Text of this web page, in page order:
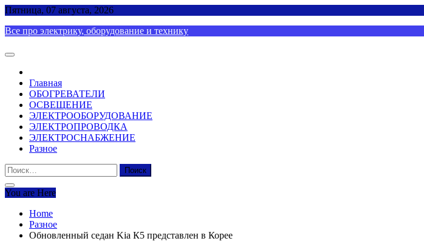
Skip
content
Пятница, 07 августа, 2026
Все про электрику, оборудование и технику
Главная
ОБОГРЕВАТЕЛИ
ОСВЕЩЕНИЕ
ЭЛЕКТРООБОРУДОВАНИЕ
ЭЛЕКТРОПРОВОДКА
ЭЛЕКТРОСНАБЖЕНИЕ
Разное
Найти:
You are Here
Home
Разное
Обновленный седан Kia К5 представлен в Корее